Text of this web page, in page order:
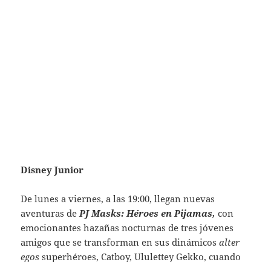
Disney Junior
De lunes a viernes, a las 19:00, llegan nuevas
aventuras de PJ Masks: Héroes en Pijamas,con
emocionantes hazañas nocturnas de tres jóvenes
amigos que se transforman en sus dinámicosalter
egos superhéroes, Catboy, Ululettey Gekko, cuando